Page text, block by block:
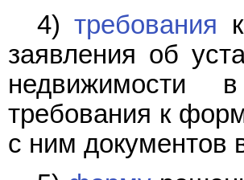
4)требования
заявления об
недвижимости
требования к
с ним документов